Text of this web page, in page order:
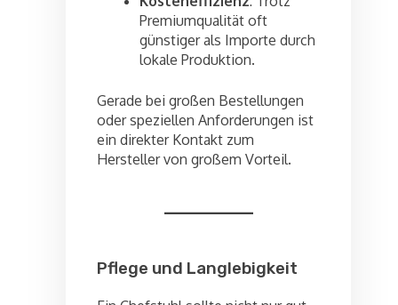
Premiumqualität oft
günstiger als Importe durch
lokale Produktion.
Gerade bei großen Bestellungen
oder speziellen Anforderungen ist
ein direkter Kontakt zum
Hersteller von großem Vorteil.
Pflege und Langlebigkeit